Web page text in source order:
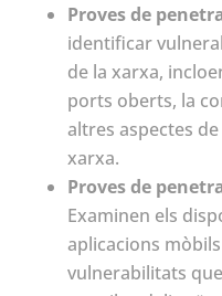
Proves de
identificar
de la xarxa,
ports oberts, la
altres aspectes
xarxa.
Proves de
Examinen els
aplicacions
vulnerabilitats